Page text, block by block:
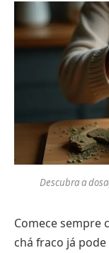
Descubra a
Comece sempre
chá fraco já